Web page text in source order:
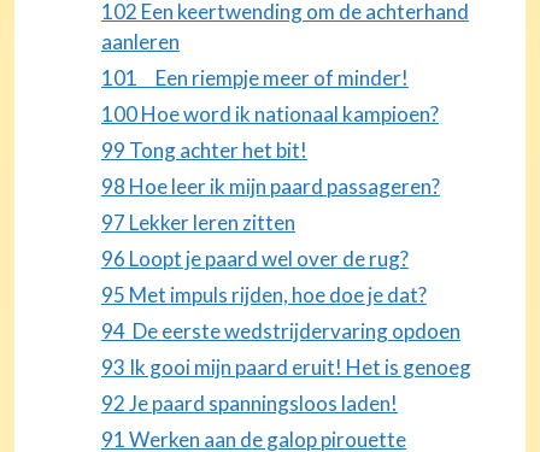
102 Een keertwending om de achterhand
aanleren
101 Een riempje meer of minder!
100 Hoe word ik nationaal kampioen?
99 Tong achter het bit!
98 Hoe leer ik mijn paard passageren?
97 Lekker leren zitten
96 Loopt je paard wel over de rug?
95 Met impuls rijden, hoe doe je dat?
94 De eerste wedstrijdervaring opdoen
93 Ik gooi mijn paard eruit! Het is genoeg
92 Je paard spanningsloos laden!
91 Werken aan de galop pirouette